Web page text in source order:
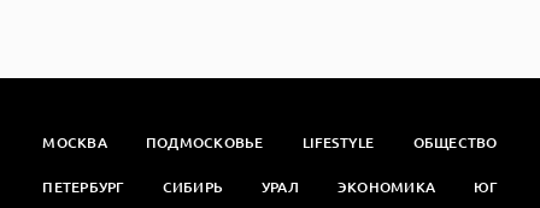
МОСКВА ПОДМОСКОВЬЕ LIFESTYLE ОБЩЕСТВО
ПЕТЕРБУРГ СИБИРЬ УРАЛ ЭКОНОМИКА ЮГ